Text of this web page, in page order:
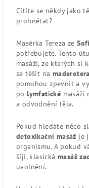
Cítíte se někdy jako
prohnětat?
Masérka Tereza ze
potřebujete. Tento
masáží, ze kterých si
se těšit na
pomohou zpevnit a
polymfatické
a odvodnění těla.
Pokud hledáte něco
detoxikační masáž je
organismu. A pokud
šíji, klasickámasáž
uvolnění.